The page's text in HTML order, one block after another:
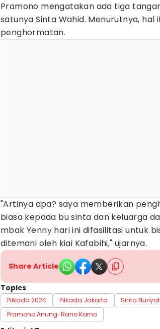
Pramono mengatakan ada tiga
satunya Sinta Wahid. Menurutnya,
penghormatan.
"Artinya apa? saya memberikan
biasa kepada bu sinta dan keluarga
mbak Yenny hari ini difasilitasi untuk
ditemani oleh kiai Kafabihi," ujarnya.
Share Article
Topics
Pilkada 2024 Pilkada Jakarta Sinta
Pramono Anung-Rano Karno